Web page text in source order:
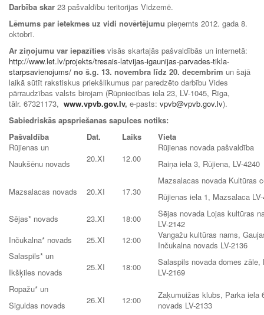
Darbība skar 23 pašvaldību teritorijas Vidzemē.
Lēmums par ietekmes uz vidi novērtējumu pieņemts 2012. gada 8.
oktobrī.
Ar ziņojumu var iepazīties visās skartajās pašvaldībās un internetā:
http://www.let.lv/projekts/tresais-latvijas-igaunijas-parvades-tikla-
starpsavienojums/ no š.g. 13. novembra līdz 20. decembrim un šajā
laikā sūtīt rakstiskus priekšlikumus par paredzēto darbību Vides
pārraudzības valsts birojam (Rūpniecības iela 23, LV-1045, Rīga,
tālr. 67321173, www.vpvb.gov.lv, e-pasts: vpvb@vpvb.gov.lv).
Sabiedriskās apspriešanas sapulces notiks:
Pašvaldība
Dat. Laiks
Vieta
Rūjienas un
Naukšēnu novads
20.XI 12.00
Rūjienas novada pašvaldība
Raiņa iela 3, Rūjiena, LV-4240
Mazsalacas novads 20.XI 17.30
Mazsalacas novada Kultūras
Rūjienas iela 1, Mazsalaca
Sējas* novads
23.XI 18:00
Sējas novada Lojas kultūras
LV-2142
Inčukalna* novads
25.XI 12:00
Vangažu kultūras nams,
Inčukalna novads LV-2136
Salaspils* un
Ikšķiles novads
25.XI 18:00
Salaspils novada domes
LV-2169
Ropažu* un
Siguldas novads
26.XI 12:00
Zaķumuižas klubs, Parka iela
novads LV-2133